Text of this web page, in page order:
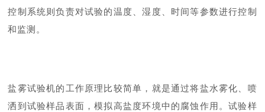
控制系统则负责对试验的温度、湿度、时间等参数进行控制
和监测。
盐雾试验机的工作原理比较简单，就是通过将盐水雾化、喷
洒到试验样品表面，模拟高盐度环境中的腐蚀作用。试验样